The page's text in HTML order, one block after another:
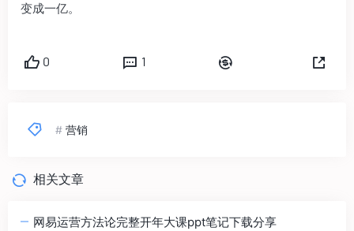
变成一亿。
0 1
# 营销
相关文章
网易运营方法论完整开年大课ppt笔记下载分享